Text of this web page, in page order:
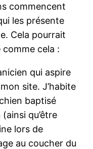
commencent
les présente
Cela pourrait
comme cela :
qui aspire
site. J’habite
baptisé
qu’être
lors de
au coucher du